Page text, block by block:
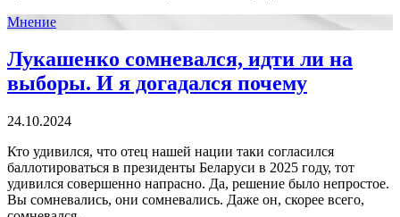
Мнение
Лукашенко сомневался, идти ли на
выборы. И я догадался почему
24.10.2024
Кто удивился, что отец нашей нации таки согласился
баллотироваться в президенты Беларуси в 2025 году, тот
удивился совершенно напрасно. Да, решение было непростое.
Вы сомневались, они сомневались. Даже он, скорее всего,